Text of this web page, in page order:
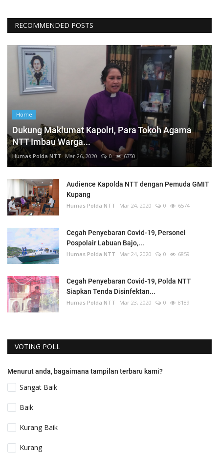
RECOMMENDED POSTS
Home
Dukung Maklumat Kapolri, Para Tokoh Agama
NTT Imbau Warga...
Humas Polda NTT Mar 26, 2020 0 6750
Audience Kapolda NTT dengan Pemuda GMIT
Kupang
Humas Polda NTT Mar 24, 2020 0 6574
Cegah Penyebaran Covid-19, Personel
Pospolair Labuan Bajo,...
Humas Polda NTT Mar 24, 2020 0 6859
Cegah Penyebaran Covid-19, Polda NTT
Siapkan Tenda Disinfektan...
Humas Polda NTT Mar 23, 2020 0 8189
VOTING POLL
Menurut anda, bagaimana tampilan terbaru kami?
Sangat Baik
Baik
Kurang Baik
Kurang